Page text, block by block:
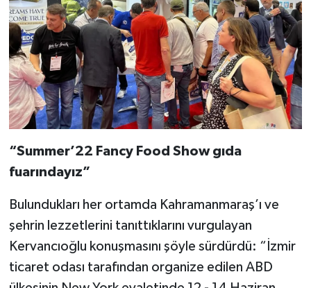
“Summer’22 Fancy Food Show gıda
fuarındayız”
Bulundukları her ortamda Kahramanmaraş’ı ve
şehrin lezzetlerini tanıttıklarını vurgulayan
Kervancıoğlu konuşmasını şöyle sürdürdü: “İzmir
ticaret odası tarafından organize edilen ABD
ASAYİŞ
SEÇİM 2015
ÇEVRE
BİLİM VE TEKNOLOJİ
YARIŞMALAR
TANITIM